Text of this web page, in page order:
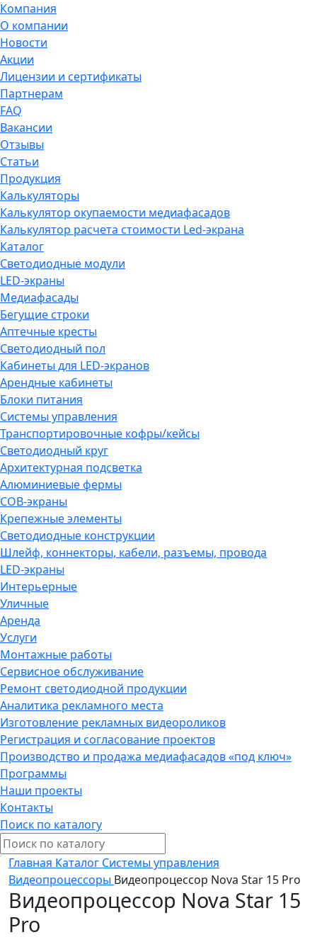
Компания
О компании
Новости
Акции
Лицензии и сертификаты
Партнерам
FAQ
Вакансии
Отзывы
Статьи
Продукция
Калькуляторы
Калькулятор окупаемости медиафасадов
Калькулятор расчета стоимости Led-экрана
Каталог
Светодиодные модули
LED-экраны
Медиафасады
Бегущие строки
Аптечные кресты
Светодиодный пол
Кабинеты для LED-экранов
Арендные кабинеты
Блоки питания
Системы управления
Транспортировочные кофры/кейсы
Светодиодный круг
Архитектурная подсветка
Алюминиевые фермы
COB-экраны
Крепежные элементы
Светодиодные конструкции
Шлейф, коннекторы, кабели, разъемы, провода
LED-экраны
Интерьерные
Уличные
Аренда
Услуги
Монтажные работы
Сервисное обслуживание
Ремонт светодиодной продукции
Аналитика рекламного места
Изготовление рекламных видеороликов
Регистрация и согласование проектов
Производство и продажа медиафасадов «под ключ»
Программы
Наши проекты
Контакты
Поиск по каталогу
Главная Каталог Системы управления
Видеопроцессоры Видеопроцессор Nova Star 15 Pro
Видеопроцессор Nova Star 15
Pro